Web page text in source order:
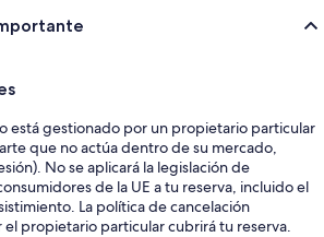
está gestionado por un propietario particular
que no actúa dentro de su mercado,
No se aplicará la legislación de
de la UE a tu reserva, incluido el
La política de cancelación
propietario particular cubrirá tu reserva.